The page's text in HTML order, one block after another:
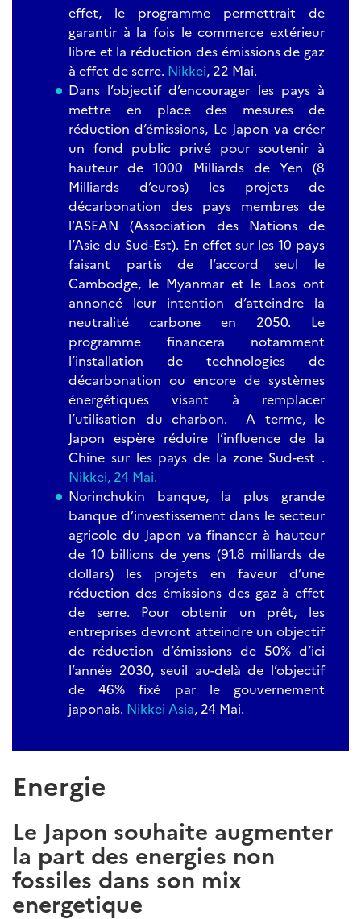
effet, le programme permettrait de
garantir à la fois le commerce extérieur
libre et la réduction des émissions de gaz
à effet de serre. Nikkei, 22 Mai.
Dans l’objectif d’encourager les pays à
mettre en place des mesures de
réduction d’émissions, Le Japon va créer
un fond public privé pour soutenir à
hauteur de 1000 Milliards de Yen (8
Milliards d’euros) les projets de
décarbonation des pays membres de
l’ASEAN (Association des Nations de
l’Asie du Sud-Est). En effet sur les 10 pays
faisant partis de l’accord seul le
Cambodge, le Myanmar et le Laos ont
annoncé leur intention d’atteindre la
neutralité carbone en 2050. Le
programme financera notamment
l’installation de technologies de
décarbonation ou encore de systèmes
énergétiques visant à remplacer
l’utilisation du charbon. A terme, le
Japon espère réduire l’influence de la
Chine sur les pays de la zone Sud-est .
Nikkei, 24 Mai.
Norinchukin banque, la plus grande
banque d’investissement dans le secteur
agricole du Japon va financer à hauteur
de 10 billions de yens (91.8 milliards de
dollars) les projets en faveur d’une
réduction des émissions des gaz à effet
de serre. Pour obtenir un prêt, les
entreprises devront atteindre un objectif
de réduction d’émissions de 50% d’ici
l’année 2030, seuil au-delà de l’objectif
de 46% fixé par le gouvernement
japonais. Nikkei Asia, 24 Mai.
Energie
Le Japon souhaite augmenter
la part des energies non
fossiles dans son mix
energetique